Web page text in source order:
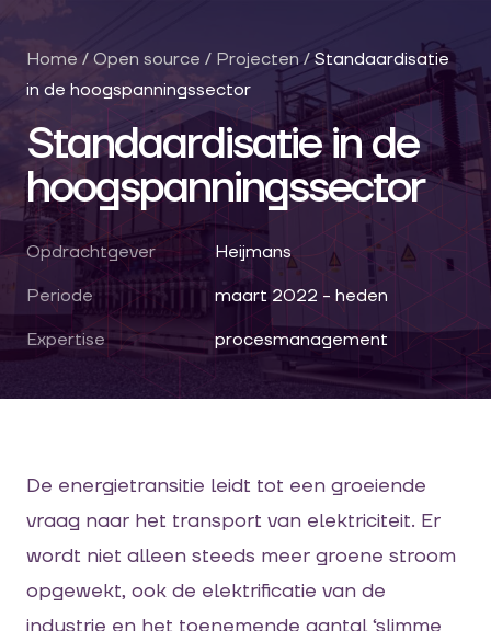
Home / Open source / Projecten/Standaardisatie
in de hoogspanningssector
Standaardisatie in de
hoogspanningssector
Opdrachtgever
Heijmans
Periode
maart 2022 - heden
Expertise
procesmanagement
De energietransitie leidt tot een groeiende
vraag naar het transport van elektriciteit. Er
wordt niet alleen steeds meer groene stroom
opgewekt, ook de elektrificatie van de